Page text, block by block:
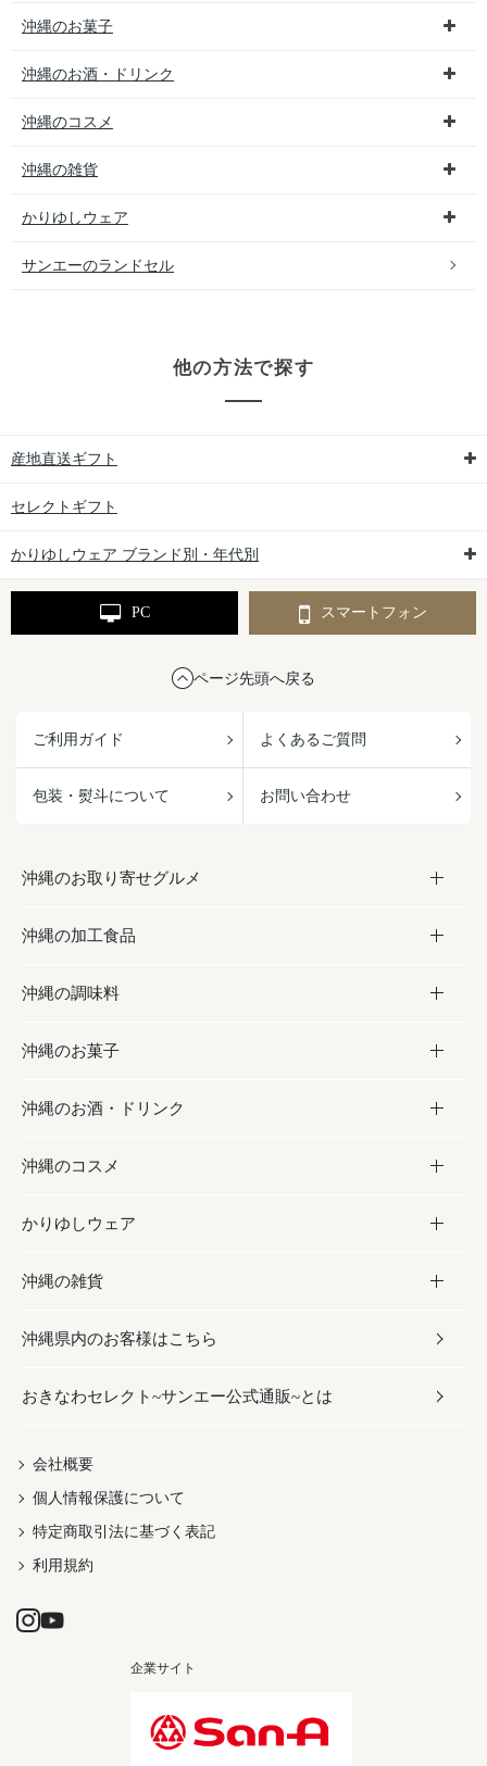
沖縄のお菓子
沖縄のお酒・ドリンク
沖縄のコスメ
沖縄の雑貨
かりゆしウェア
サンエーのランドセル
他の方法で探す
産地直送ギフト
セレクトギフト
かりゆしウェア ブランド別・年代別
PC スマートフォン
ページ先頭へ戻る
ご利用ガイド よくあるご質問
包装・熨斗について お問い合わせ
沖縄のお取り寄せグルメ
お取り寄せグルメ
フルーツ・野菜
お肉
海産物
沖縄の加工食品
加工食品
缶詰／パウチ
沖縄料理
沖縄そば／乾麺
レトルト食品
乾物／粉類
沖縄の調味料
調味料
砂糖／黒砂糖
塩
お酢／ドレッシング
しょうゆ
みそ
だし／スパイス／島唐辛子
沖縄のお菓子
お菓子
黒糖
ちんすこう
伝統菓子
スナック
おつまみ
紅芋
沖縄のお酒・ドリンク
お酒・ドリンク
泡盛
ビール・チューハイ
ワイン・ウィスキー・カクテル
ドリンク
茶葉
沖縄のコスメ
コスメ
スキンケア
ボディケア
ヘアケア
UVケア
かりゆしウェア
かりゆしウェア
メンズ
レディース
沖縄の雑貨
雑貨
沖縄ファッション
伝統工芸品
沖縄県内のお客様はこちら
おきなわセレクト~サンエー公式通販~とは
会社概要
個人情報保護について
特定商取引法に基づく表記
利用規約
企業サイト